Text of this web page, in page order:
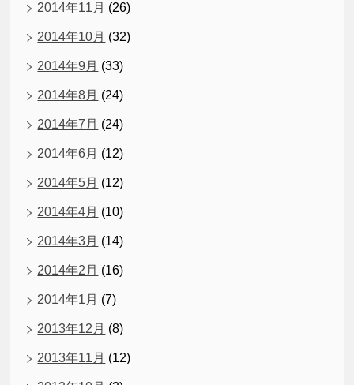
2014年11月 (26)
2014年10月 (32)
2014年9月 (33)
2014年8月 (24)
2014年7月 (24)
2014年6月 (12)
2014年5月 (12)
2014年4月 (10)
2014年3月 (14)
2014年2月 (16)
2014年1月 (7)
2013年12月 (8)
2013年11月 (12)